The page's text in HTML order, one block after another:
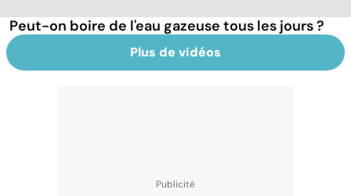
Peut-on boire de l'eau gazeuse tous les jours ?
Plus de vidéos